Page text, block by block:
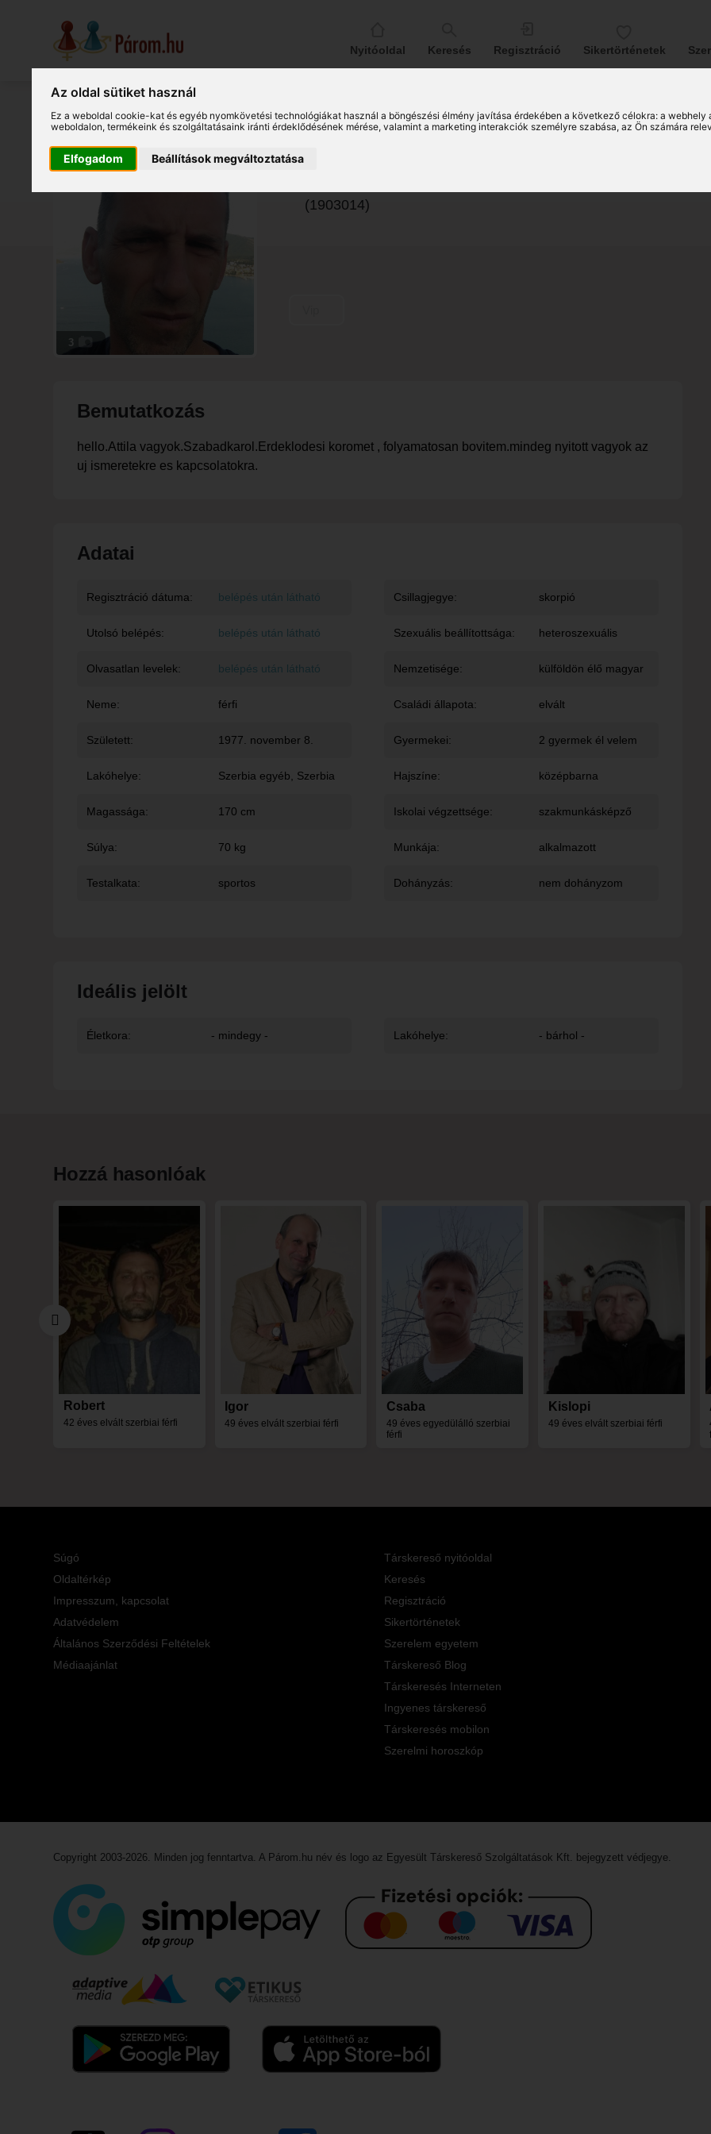
Az oldal sütiket használ
Ez a weboldal cookie-kat és egyéb nyomkövetési technológiákat használ a böngészési élmény javítása érdekében a következő célokra:a webhely
weboldalon,termékeink és szolgáltatásaink iránti érdeklődésének mérése, valamint a marketing interakciók személyre szabása,az Ön számára
Elfogadom Beállítások megváltoztatása
Nyitóoldal Keresés Regisztráció Sikertörténetek
3
(1903014)
Bemutatkozás
hello.Attila vagyok.Szabadkarol.Erdeklodesi koromet , folyamatosan bovitem.mindeg nyitott vagyok az
uj ismeretekre es kapcsolatokra.
Adatai
Regisztráció dátuma: belépés után látható
Utolsó belépés: belépés után látható
Olvasatlan levelek: belépés után látható
Neme: férfi
Született: 1977. november 8.
Lakóhelye: Szerbia egyéb , Szerbia
Magassága: 170 cm
Súlya: 70 kg
Testalkata: sportos
Csillagjegye: skorpió
Szexuális beállítottsága: heteroszexuális
Nemzetisége: külföldön élő magyar
Családi állapota: elvált
Gyermekei: 2 gyermek él velem
Hajszíne: középbarna
Iskolai végzettsége: szakmunkásképző
Munkája: alkalmazott
Dohányzás: nem dohányzom
Ideális jelölt
Életkora: - mindegy - Lakóhelye: - bárhol -
Hozzá hasonlóak
Robert
42 éves elvált szerbiai férfi
Igor
49 éves elvált szerbiai férfi
Csaba
49 éves egyedülálló szerbiai
férfi
Kislopi
49 éves elvált szerbiai férfi
Súgó
Oldaltérkép
Impresszum, kapcsolat
Adatvédelem
Általános Szerződési Feltételek
Médiaajánlat
Társkereső nyitóoldal
Keresés
Regisztráció
Sikertörténetek
Szerelem egyetem
Társkereső Blog
Társkeresés Interneten
Ingyenes társkereső
Társkeresés mobilon
Szerelmi horoszkóp
Copyright 2003-2026. Minden jog fenntartva. A Párom.hu név és logo az Egyesült Társkereső Szolgáltatások Kft. bejegyzett védjegye.